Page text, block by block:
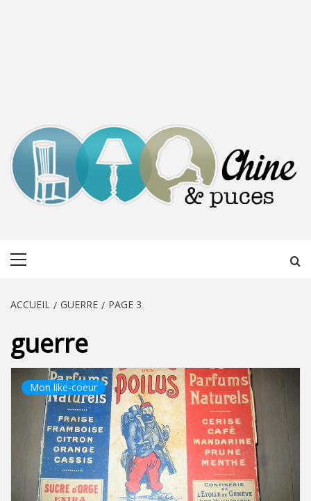
ACCUEIL GUERRE PAGE 3
guerre
Mon like-coeur